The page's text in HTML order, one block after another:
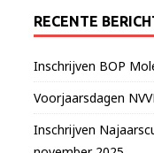
RECENTE
Inschrijven BOP
Voorjaarsdagen
Inschrijven